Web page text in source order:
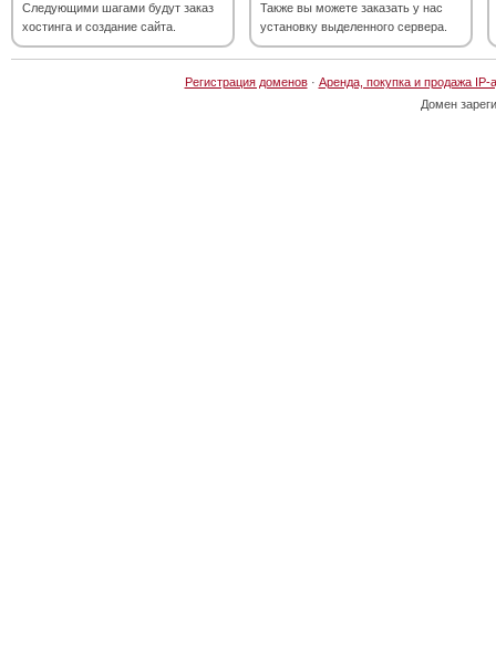
Следующими шагами будут заказ
хостинга и создание сайта.
Также вы можете заказать у нас
установку выделенного сервера.
Регистрация доменов· Аренда, покупка и продажа IP-
Домен